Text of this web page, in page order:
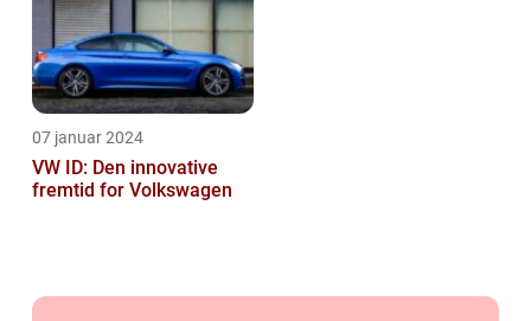
07 januar 2024
VW ID: Den innovative
fremtid for Volkswagen